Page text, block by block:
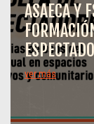
ASAECA Y
ver más